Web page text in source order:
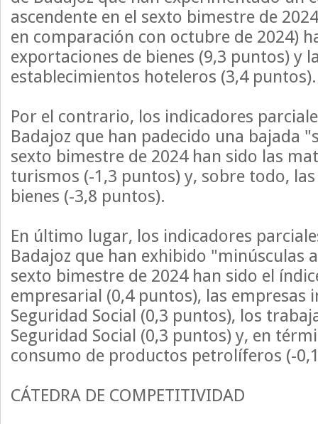
ascendente en el sexto bimestre de
en comparación con octubre de 2024)
exportaciones de bienes (9,3 puntos) y
establecimientos hoteleros (3,4 puntos).
Por el contrario, los indicadores
Badajoz que han padecido una bajada
sexto bimestre de 2024 han sido las
turismos (-1,3 puntos) y, sobre todo,
bienes (-3,8 puntos).
En último lugar, los indicadores
Badajoz que han exhibido "minúsculas
sexto bimestre de 2024 han sido el
empresarial (0,4 puntos), las empresas
Seguridad Social (0,3 puntos), los
Seguridad Social (0,3 puntos) y, en
consumo de productos petrolíferos (-
CÁTEDRA DE COMPETITIVIDAD